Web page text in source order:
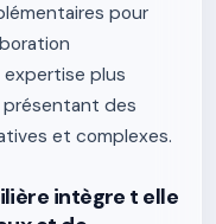
pour
expertise plus
des
et complexes.
intègre t elle